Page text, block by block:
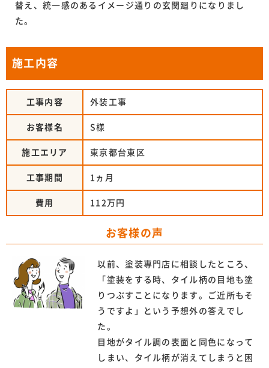
替え、統一感のあるイメージ通りの玄関廻りになりまし
た。
施工内容
工事内容 外装工事
お客様名 S様
施工エリア 東京都台東区
工事期間 1ヵ月
費用 112万円
お客様の声
以前、塗装専門店に相談したところ、
「塗装をする時、タイル柄の目地も塗
りつぶすことになります。ご近所もそ
うですよ」という予想外の答えでし
た。
目地がタイル調の表面と同色になって
しまい、タイル柄が消えてしまうと困